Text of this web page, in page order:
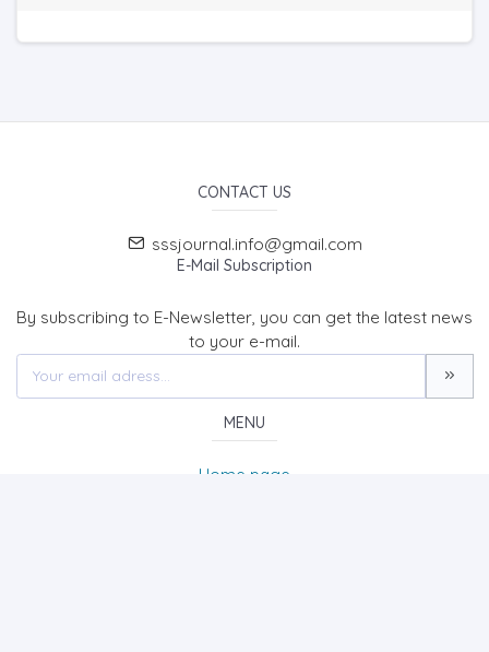
CONTACT US
sssjournal.info@gmail.com
E-Mail Subscription
By subscribing to E-Newsletter, you can get the latest news
to your e-mail.
MENU
Home page